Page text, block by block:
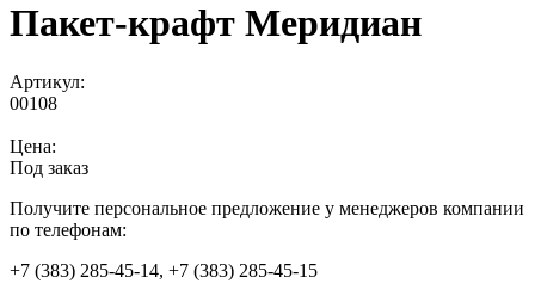
Пакет-крафт Меридиан
Артикул:
00108
Цена:
Под заказ
Получите персональное предложение у менеджеров компании
по телефонам:
+7 (383) 285-45-14, +7 (383) 285-45-15